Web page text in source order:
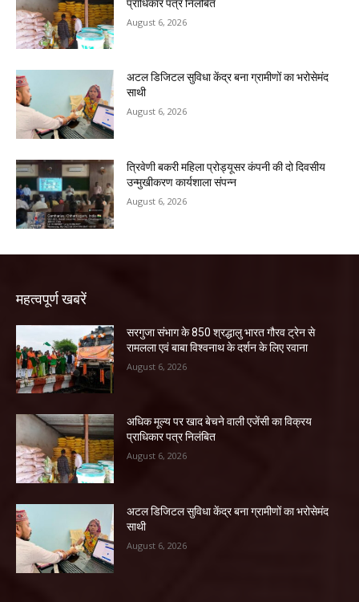
प्राधिकार पत्र निलंबित
August 6, 2026
अटल डिजिटल सुविधा केंद्र बना ग्रामीणों का भरोसेमंद
साथी
August 6, 2026
त्रिवेणी बकरी महिला प्रोड्यूसर कंपनी की दो दिवसीय
उन्मुखीकरण कार्यशाला संपन्न
August 6, 2026
महत्वपूर्ण खबरें
सरगुजा संभाग के 850 श्रद्धालु भारत गौरव ट्रेन से
रामलला एवं बाबा विश्वनाथ के दर्शन के लिए रवाना
August 6, 2026
अधिक मूल्य पर खाद बेचने वाली एजेंसी का विक्रय
प्राधिकार पत्र निलंबित
August 6, 2026
अटल डिजिटल सुविधा केंद्र बना ग्रामीणों का भरोसेमंद
साथी
August 6, 2026